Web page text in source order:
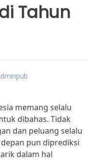
Tahun
memang selalu
dibahas. Tidak
dan peluang selalu
pun diprediksi
dalam hal